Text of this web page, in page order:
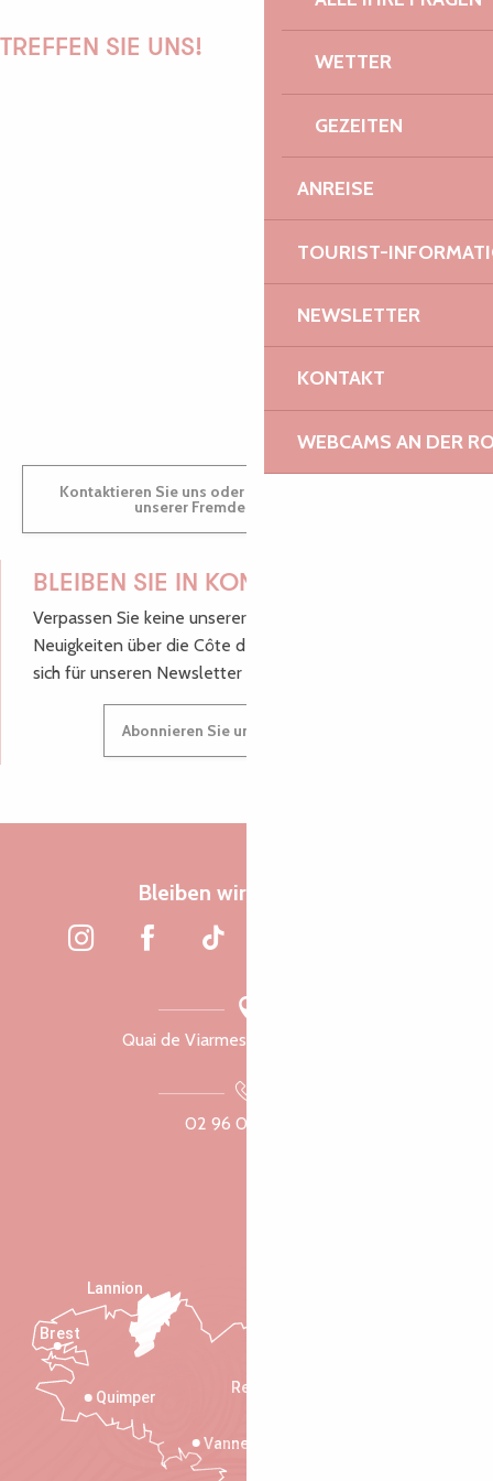
WETTER
GEZEITEN
ANREISE
TOURIST-
NEWSLETTER
KONTAKT
WEBCAMS AN DER
TREFFEN SIE UNS!
PAULINE
GWENAËLLE
Kontaktieren Sie uns oder besuchen Sie uns in einem
unserer Fremdenverkehrsbüros.
BLEIBEN SIE IN KONTAKT!
Verpassen Sie keine unserer guten Tipps und
Neuigkeiten über die Côte de Granit Rose, melden Sie
sich für unseren Newsletter an.
Abonnieren Sie unseren Newsletter
Bleiben wir verbunden
Quai de Viarmes, 22300 Lannion
02 96 05 60 70
Rennes
Vannes
Quimper
Lannion
Brest